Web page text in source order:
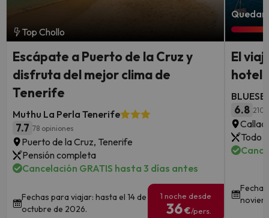
Top Chollo
Escápate a Puerto de la Cruz y
disfruta del mejor clima de
Tenerife
Muthu La Perla Tenerife
7.7 78 opiniones
Puerto de la Cruz, Tenerife
Pensión completa
Cancelación GRATIS hasta 3 días antes
Fechas para viajar: hasta el 14 de
octubre de 2026.
1 noche desde
36€/pers.
Quedan
El
hotel
6.8 210
Todo